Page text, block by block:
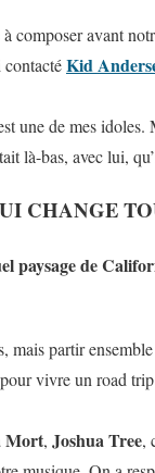
composer avant
Kid
une de mes
là-bas, avec lui,
CHANGE
paysage de
mais partir
vivre un road
Mort, Joshua Tree,